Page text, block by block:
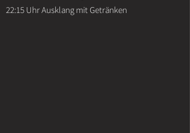
22:15 Uhr Ausklang mit Getränken